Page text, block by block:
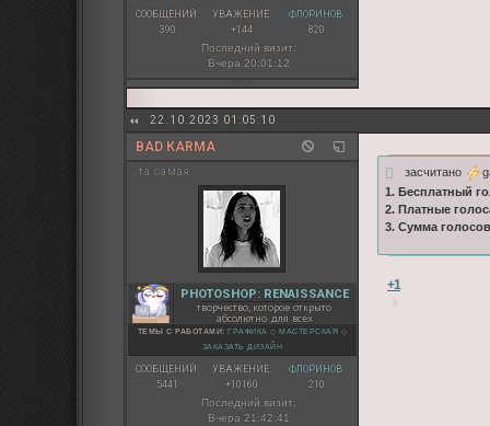
СООБЩЕНИЙ:
390
УВАЖЕНИЕ:
+144
ФЛОРИНОВ:
820
Последний визит:
Вчера 20:01:12
22.10.2023 01:05:10
BAD КARMA
та самая
PHOTOSHOP: RENAISSANCE
творчество, которое открыто
абсолютно для всех
ТЕМЫ С РАБОТАМИ: ГРАФИКА ◇ МАСТЕРСКАЯ ◇
ЗАКАЗАТЬ ДИЗАЙН
СООБЩЕНИЙ:
5441
УВАЖЕНИЕ:
+10160
ФЛОРИНОВ:
210
Последний визит:
Вчера 21:42:41
засчитано
1. Бесплатный
2. Платные
3. Сумма
+1